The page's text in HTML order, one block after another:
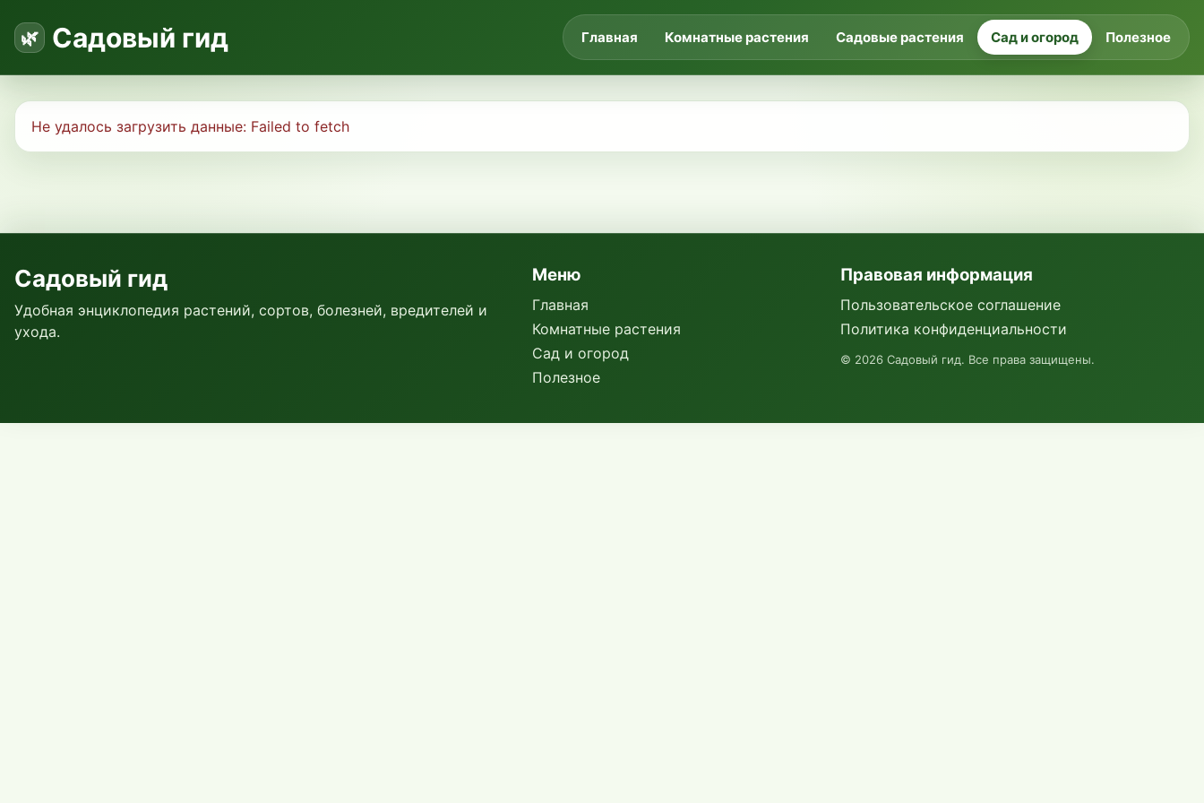
Садовый гид Главная Комнатные растения Садовые растения Сад и огород Полезное
Не удалось загрузить данные: Failed to fetch
Садовый гид
Удобная энциклопедия растений, сортов, болезней, вредителей и
ухода.
Меню
Главная
Комнатные растения
Сад и огород
Полезное
Правовая информация
Пользовательское соглашение
Политика конфиденциальности
© 2026 Садовый гид. Все права защищены.